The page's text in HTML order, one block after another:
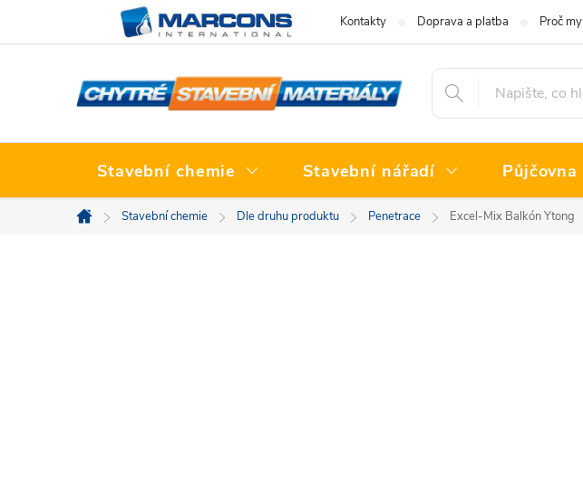
Kontakty Doprava a platba Proč my
Stavební chemie Stavební nářadí Půjčovna
Domů
Stavební chemie Dle druhu produktu Penetrace Excel-Mix Balkón Ytong